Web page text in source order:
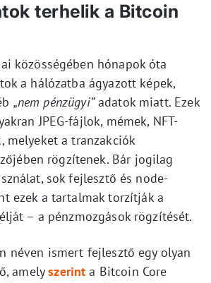
terhelik a Bitcoin
közösségében hónapok óta
a hálózatba ágyazott képek,
„nem pénzügyi”adatok miatt. Ezek
JPEG-fájlok, mémek, NFT-
melyeket a tranzakciók
rögzítenek. Bár jogilag
sok fejlesztő és node-
ezek a tartalmak torzítják a
– a pénzmozgások rögzítését.
néven ismert fejlesztő egy olyan
amelyszerint a Bitcoin Core